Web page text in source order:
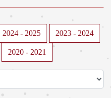
2024 - 2025 2023 - 2024
2020 - 2021